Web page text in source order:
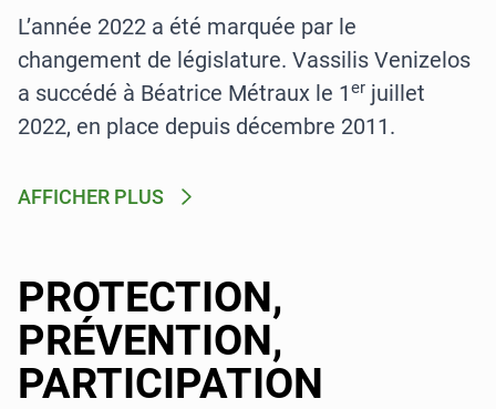
L’année 2022 a été marquée par le
changement de législature. Vassilis Venizelos
a succédé à Béatrice Métraux le 1er juillet
2022, en place depuis décembre 2011.
AFFICHER PLUS
PROTECTION,
PRÉVENTION,
PARTICIPATION